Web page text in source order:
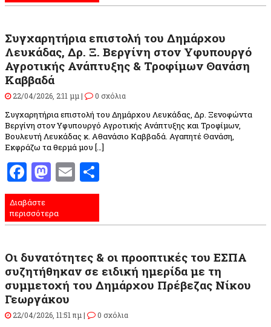
Συγχαρητήρια επιστολή του Δημάρχου
Λευκάδας, Δρ. Ξ. Βεργίνη στον Υφυπουργό
Αγροτικής Ανάπτυξης & Τροφίμων Θανάση
Καββαδά
22/04/2026, 2:11 μμ | 0 σχόλια
Συγχαρητήρια επιστολή του Δημάρχου Λευκάδας, Δρ. Ξενοφώντα
Βεργίνη στον Υφυπουργό Αγροτικής Ανάπτυξης και Τροφίμων,
Βουλευτή Λευκάδας κ. Αθανάσιο Καββαδά. Αγαπητέ Θανάση,
Εκφράζω τα θερμά μου […]
Facebook
Mastodon
Email
Διαβάστε
περισσότερα
Οι δυνατότητες & οι προοπτικές του ΕΣΠΑ
συζητήθηκαν σε ειδική ημερίδα με τη
συμμετοχή του Δημάρχου Πρέβεζας Νίκου
Γεωργάκου
22/04/2026, 11:51 πμ | 0 σχόλια